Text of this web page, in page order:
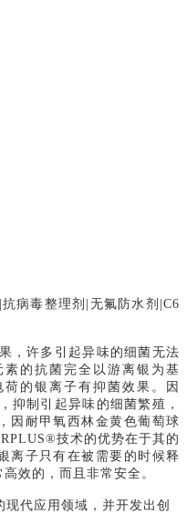
，许多引起异味的细菌无法
的抗菌完全以游离银为基
的银离子有抑菌效果。因
抑制引起异味的细菌繁殖，
因耐甲氧西林金黄色葡萄球
技术的优势在于其的
离子只有在被需要的时候释
效的，而且非常安全。
代应用领域，并开发出创